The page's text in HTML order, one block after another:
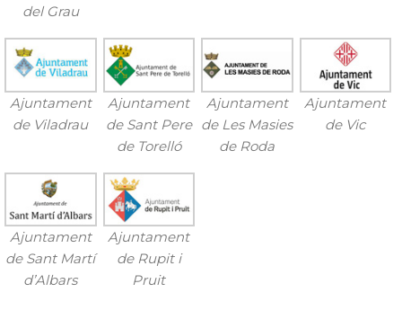
del Grau
Ajuntament
de Viladrau
Ajuntament
de Sant Pere
de Torelló
Ajuntament
de Les Masies
de Roda
Ajuntament
de Vic
Ajuntament
de Sant Martí
d’Albars
Ajuntament
de Rupit i
Pruit